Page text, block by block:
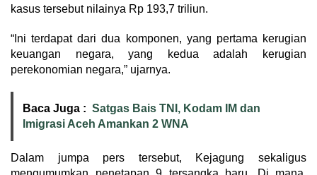
kasus tersebut nilainya Rp 193,7 triliun.
“Ini terdapat dari dua komponen, yang pertama kerugian
keuangan negara, yang kedua adalah kerugian
perekonomian negara,” ujarnya.
Baca Juga : Satgas Bais TNI, Kodam IM dan
Imigrasi Aceh Amankan 2 WNA
Dalam jumpa pers tersebut, Kejagung sekaligus